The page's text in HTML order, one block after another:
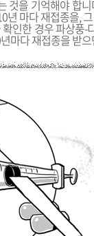
것을 기억해야 합
년 마다 재접종을,
인한 경우 파상풍-
마다 재접종을 받